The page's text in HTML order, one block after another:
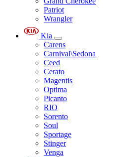
Patriot
Wrangler
Kia
Carens
Carnival\Sedona
Ceed
Cerato
Magentis
Optima
Picanto
RIO
Sorento
Soul
Sportage
Stinger
Venga